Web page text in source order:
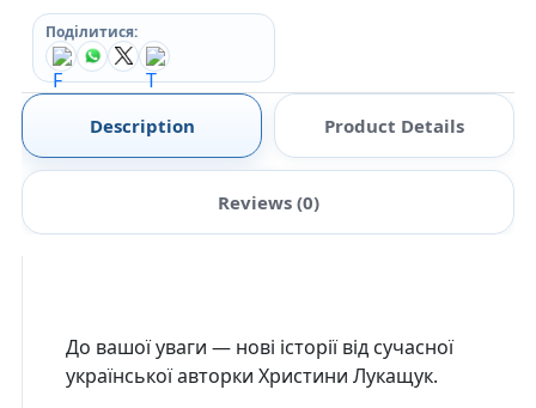
Поділитися:
Description Product Details
Reviews (0)
До вашої уваги — нові історії від сучасної
української авторки Христини Лукащук.